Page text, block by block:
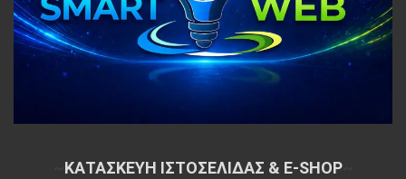
ΚΑΤΑΣΚΕΥΗ ΙΣΤΟΣΕΛΙΔΑΣ & E-SHOP~